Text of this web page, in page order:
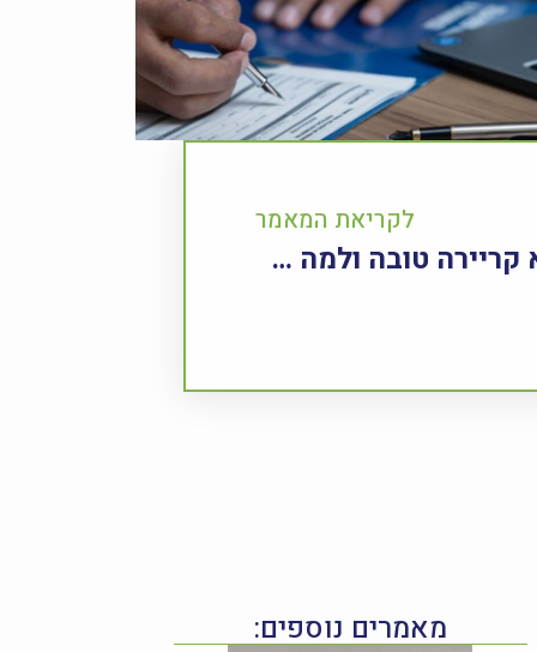
לקריאת המאמר
6 סיבות למה נדל"ן הוא קריירה טובה ולמה דווקא בפיור נדלן
מאמרים נוספים: